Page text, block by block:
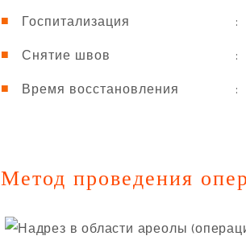
Госпитализация
:
Снятие швов
:
Время восстановления
:
Метод проведения